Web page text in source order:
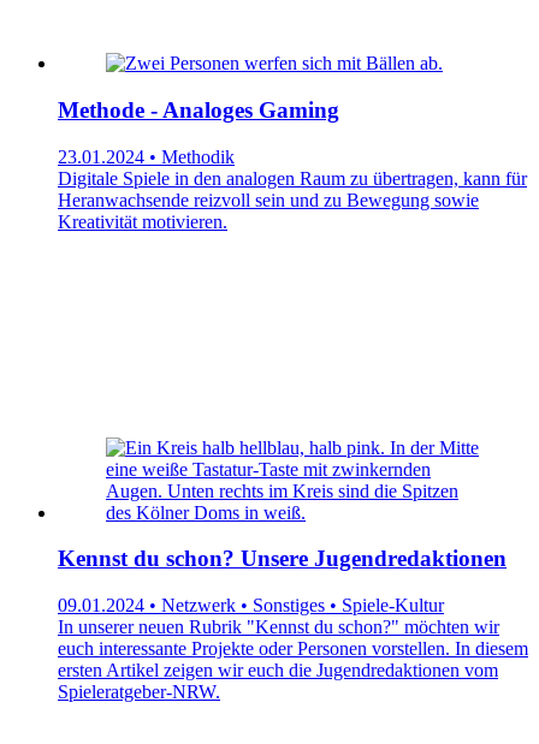
Methode - Analoges Gaming
23.01.2024 • Methodik
Digitale Spiele in den analogen Raum zu übertragen, kann für
Heranwachsende reizvoll sein und zu Bewegung sowie
Kreativität motivieren.
Kennst du schon? Unsere Jugendredaktionen
09.01.2024 • Netzwerk • Sonstiges • Spiele-Kultur
In unserer neuen Rubrik "Kennst du schon?" möchten wir
euch interessante Projekte oder Personen vorstellen. In diesem
ersten Artikel zeigen wir euch die Jugendredaktionen vom
Spieleratgeber-NRW.